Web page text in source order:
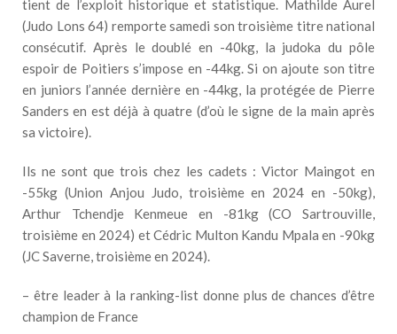
tient de l’exploit historique et statistique. Mathilde Aurel
(Judo Lons 64) remporte samedi son troisième titre national
consécutif. Après le doublé en -40kg, la judoka du pôle
espoir de Poitiers s’impose en -44kg. Si on ajoute son titre
en juniors l’année dernière en -44kg, la protégée de Pierre
Sanders en est déjà à quatre (d’où le signe de la main après
sa victoire).
Ils ne sont que trois chez les cadets : Victor Maingot en
-55kg (Union Anjou Judo, troisième en 2024 en -50kg),
Arthur Tchendje Kenmeue en -81kg (CO Sartrouville,
troisième en 2024) et Cédric Multon Kandu Mpala en -90kg
(JC Saverne, troisième en 2024).
– être leader à la ranking-list donne plus de chances d’être
champion de France